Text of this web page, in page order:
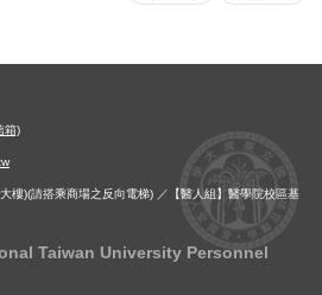
箱)
樓)(請搭乘商場之反向電梯) ／【醫人組】醫學院校區基
Taiwan University Personnel